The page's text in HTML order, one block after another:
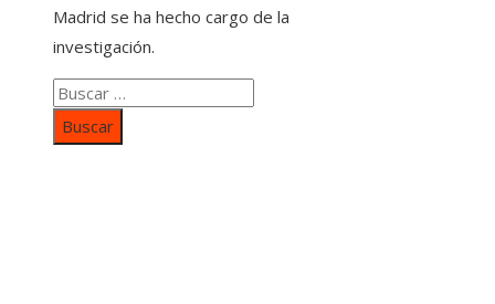
Madrid se ha hecho cargo de la
investigación.
Buscar: